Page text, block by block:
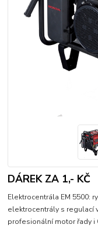
DÁREK ZA 1,- KČ
Elektrocentrála EM 5500:
elektrocentrály s regulací
profesionální motor řady i